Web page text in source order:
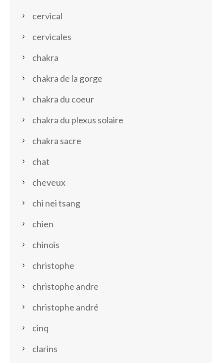
cervical
cervicales
chakra
chakra de la gorge
chakra du coeur
chakra du plexus solaire
chakra sacre
chat
cheveux
chi nei tsang
chien
chinois
christophe
christophe andre
christophe andré
cinq
clarins